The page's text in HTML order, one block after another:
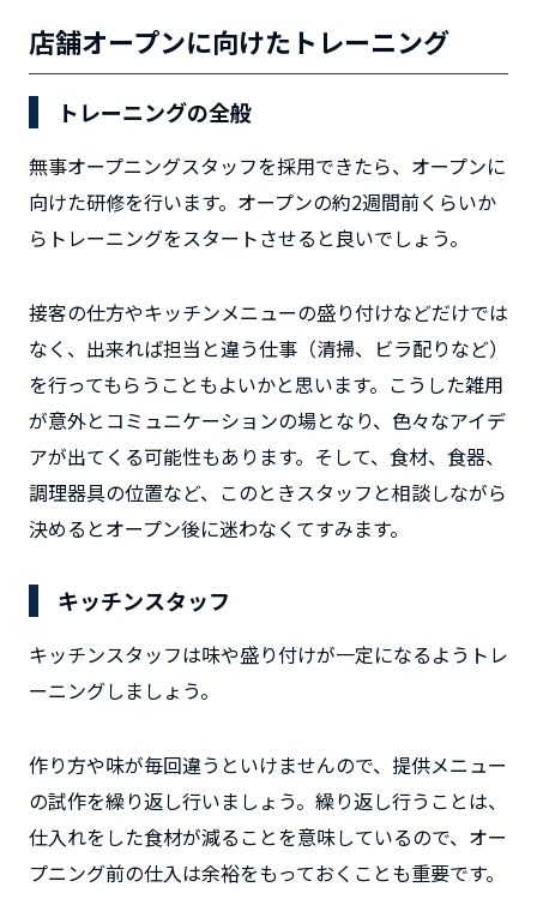
店舗オープンに向けたトレーニング
トレーニングの全般
無事オープニングスタッフを採用できたら、オープンに
向けた研修を行います。オープンの約2週間前くらいか
らトレーニングをスタートさせると良いでしょう。
接客の仕方やキッチンメニューの盛り付けなどだけでは
なく、出来れば担当と違う仕事（清掃、ビラ配りなど）
を行ってもらうこともよいかと思います。こうした雑用
が意外とコミュニケーションの場となり、色々なアイデ
アが出てくる可能性もあります。そして、食材、食器、
調理器具の位置など、このときスタッフと相談しながら
決めるとオープン後に迷わなくてすみます。
キッチンスタッフ
キッチンスタッフは味や盛り付けが一定になるようトレ
ーニングしましょう。
作り方や味が毎回違うといけませんので、提供メニュー
の試作を繰り返し行いましょう。繰り返し行うことは、
仕入れをした食材が減ることを意味しているので、オー
プニング前の仕入は余裕をもっておくことも重要です。